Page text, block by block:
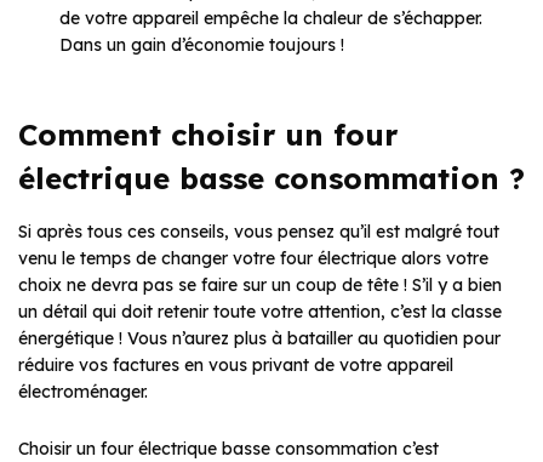
de votre appareil empêche la chaleur de s’échapper.
Dans un gain d’économie toujours !
Comment choisir un four
électrique basse consommation ?
Si après tous ces conseils, vous pensez qu’il est malgré tout
venu le temps de changer votre four électrique alors votre
choix ne devra pas se faire sur un coup de tête ! S’il y a bien
un détail qui doit retenir toute votre attention, c’est la classe
énergétique ! Vous n’aurez plus à batailler au quotidien pour
réduire vos factures en vous privant de votre appareil
électroménager.
Choisir un four électrique basse consommation c’est